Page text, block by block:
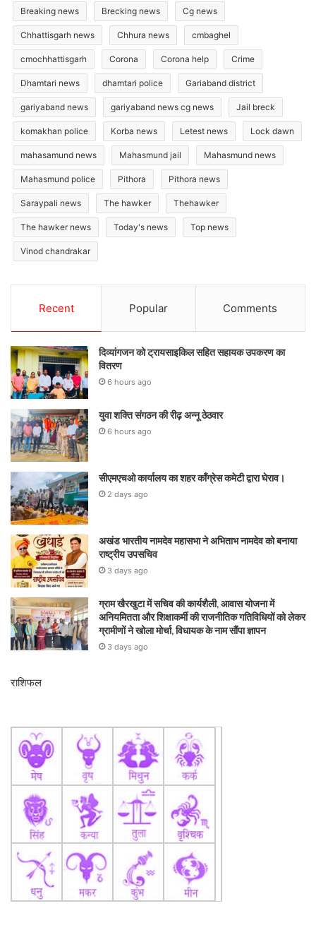
Breaking news Brecking news Cg news
Chhattisgarh news Chhura news cmbaghel
cmochhattisgarh Corona Corona help Crime
Dhamtari news dhamtari police Gariaband district
gariyaband news gariyaband news cg news Jail breck
komakhan police Korba news Letest news Lock dawn
mahasamund news Mahasmund jail Mahasmund news
Mahasmund police Pithora Pithora news
Saraypali news The hawker Thehawker
The hawker news Today's news Top news
Vinod chandrakar
Recent Popular Comments
दिव्यांगजन को ट्रायसाइकिल सहित सहायक उपकरण का
वितरण
6 hours ago
युवा शक्ति संगठन की रीढ़ अन्नू ठेठवार
6 hours ago
सीएमएचओ कार्यालय का शहर कॉंग्रेस कमेटी द्वारा घेराव।
2 days ago
अखंड भारतीय नामदेव महासभा ने अभिताभ नामदेव को बनाया
राष्ट्रीय उपसचिव
3 days ago
ग्राम खैरखुटा में सचिव की कार्यशैली, आवास योजना में
अनियमितता और शिक्षाकर्मी की राजनीतिक गतिविधियों को लेकर
ग्रामीणों ने खोला मोर्चा, विधायक के नाम सौंपा ज्ञापन
3 days ago
राशिफल